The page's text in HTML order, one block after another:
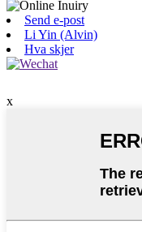
Send e-post
Li Yin (Alvin)
Hva skjer
x